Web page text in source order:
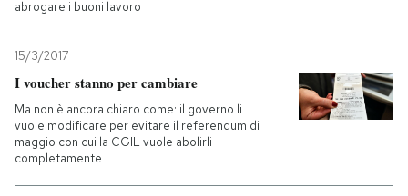
PODCAST
NEWSLETTER
abrogare i buoni lavoro
15/3/2017
I voucher stanno per cambiare
Ma non è ancora chiaro come: il governo li
vuole modificare per evitare il referendum di
maggio con cui la CGIL vuole abolirli
completamente